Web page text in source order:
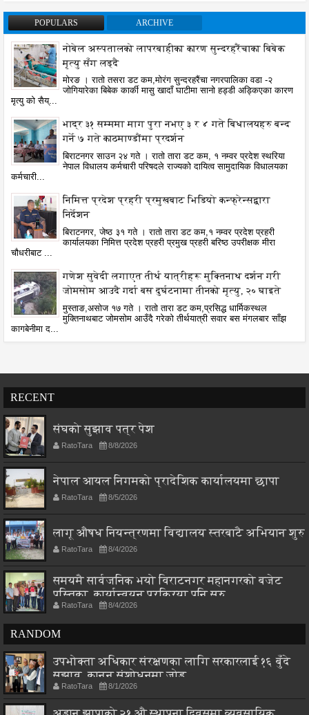
POPULARS ARCHIVE
नोबेल अस्पतालको लापरबाहीका कारण सुन्दरहरैंचाका बिबेक
मृत्यु सँग लड्दै
मोरङ । रातो तसरा डट कम,मोरंग सुन्दरहरैंचा नगरपालिका वडा -२
जोगियारेका बिबेक कार्की मासु खादाँ घाटीमा सानो हड्डी अड्किएका कारण
मृत्यु को सैय्...
भाद्र ३१ सम्ममा माग पुरा नभए ३ र ४ गते बिधालयहरु बन्द
गर्ने ७ गते काठमाण्डौंमा प्रदर्शन
बिराटनगर साउन २४ गते । रातो तारा डट कम, १ नम्वर प्रदेश स्थरिया
नेपाल विधालय कर्मचारी परिषदले राज्यको दायित्व सामुदायिक विधालयका
कर्मचारी...
निमित्त प्रदेश प्रहरी प्रमुखबाट भिडियो कन्फ्रेन्सद्वारा
निर्देशन
बिराटनगर, जेष्ठ ३१ गते । रातो तारा डट कम,१ नम्वर प्रदेश प्रहरी
कार्यालयका निमित्त प्रदेश प्रहरी प्रमुख प्रहरी बरिष्ठ उपरीक्षक मीरा
चौधरीबाट ...
गणेश सुवेदी लगाएत तीर्थ यात्रीहरू मुक्तिनाथ दर्शन गरी
जोमसोम आउदै गर्दा बस दुर्घटनामा तीनको मृत्यु, २० घाइते
मुस्ताङ,असोज १७ गते । रातो तारा डट कम,प्रसिद्ध धार्मिकस्थल
मुक्तिनाथबाट जोमसोम आउँदै गरेको तीर्थयात्री सवार बस मंगलबार साँझ
कागबेनीमा द...
RECENT
संघको सुझाव पत्र पेश
RatoTara 8/8/2026
नेपाल आयल निगमको प्रादेशिक कार्यालयमा छापा
RatoTara 8/5/2026
लागू औषध नियन्त्रणमा विद्यालय स्तरबाटै अभियान शुरु
RatoTara 8/4/2026
समयमै सार्वजनिक भयो विराटनगर महानगरको बजेट
पुस्तिका, कार्यान्वयन प्रक्रिया पनि सुरु
RatoTara 8/4/2026
RANDOM
उपभोक्ता अधिकार संरक्षणका लागि सरकारलाई १६ बुँदे
सुझाव, कानुन संशोधनमा जोड
RatoTara 8/1/2026